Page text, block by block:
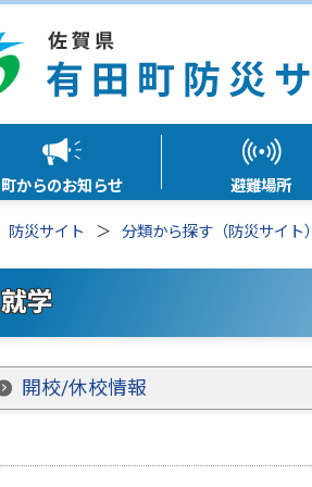
町からのお知らせ 避難場所
防災サイト 分類から探す（防災サイト）
就学
開校/休校情報